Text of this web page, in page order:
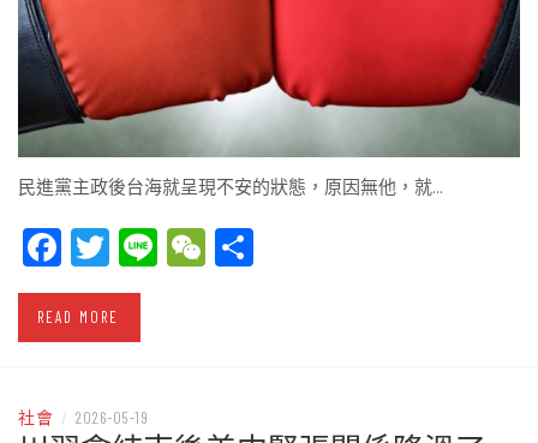
民進黨主政後台海就呈現不安的狀態，原因無他，就…
Facebook
Twitter
LineWeChat
READ MORE
社會 / 2026-05-19